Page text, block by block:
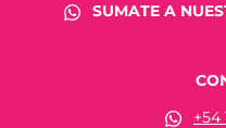
SUMATE A
+54